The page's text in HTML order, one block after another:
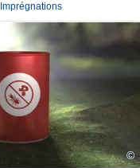
Imprégnations
©